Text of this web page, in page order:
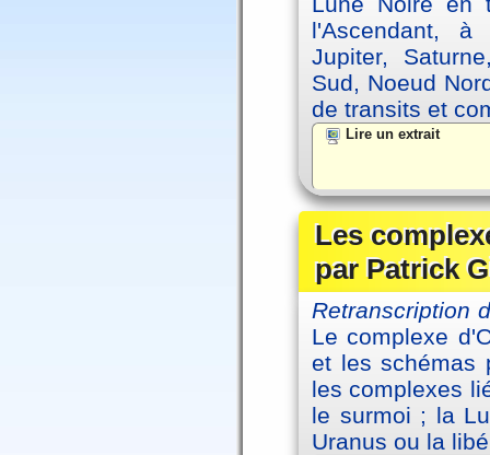
l'Ascendant,
Jupiter,
Sud, Noeud
de transits et
Lire un extrait
Les
par Patrick
Retranscription
Le complexe
et les schémas
les complexes
le surmoi ; la
Uranus ou la